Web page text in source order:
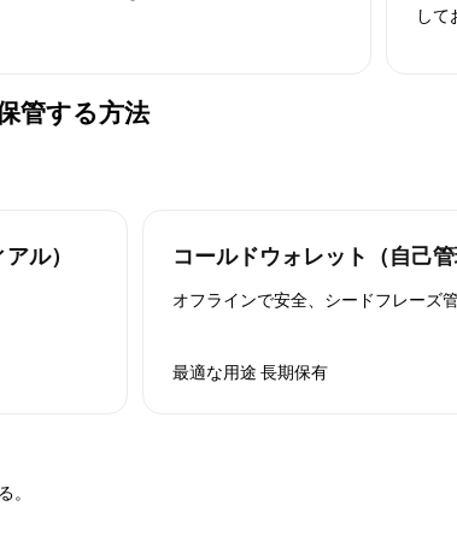
して
管する方法
ル） コールドウォレット（自己管
オフラインで安全、シードフレーズ管
最適な用途 長期保有
。